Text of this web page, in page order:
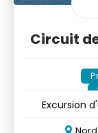
Circuit
Excursion